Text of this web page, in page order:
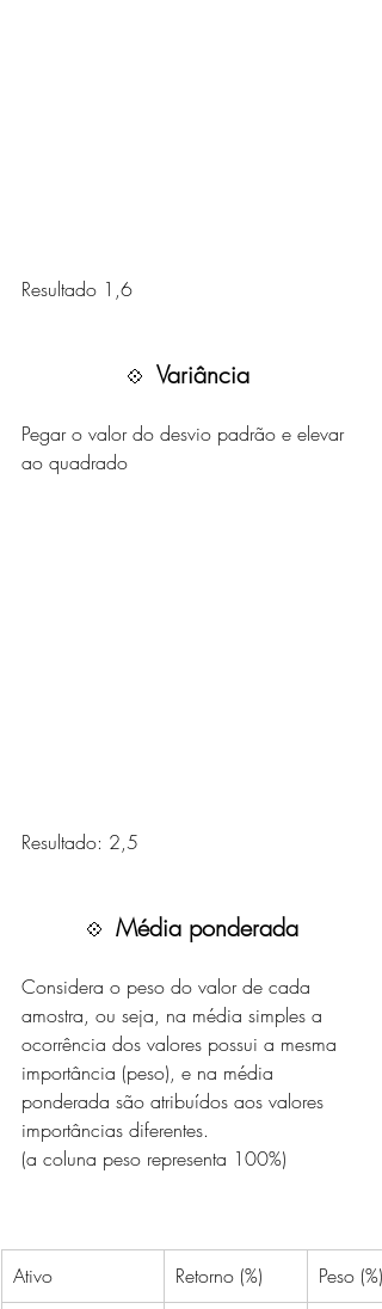
Resultado 1,6
💠 Variância
Pegar o valor do desvio padrão e elevar
ao quadrado
Resultado: 2,5
💠 Média ponderada
Considera o peso do valor de cada
amostra, ou seja, na média simples a
ocorrência dos valores possui a mesma
importância (peso), e na média
ponderada são atribuídos aos valores
importâncias diferentes.
(a coluna peso representa 100%)
Ativo Retorno (%) Peso (%)